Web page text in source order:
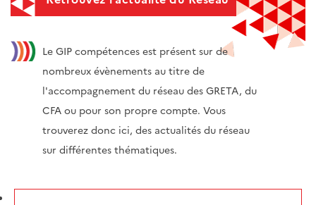
Le GIP compétences est présent sur de
nombreux évènements au titre de
l'accompagnement du réseau des GRETA, du
CFA ou pour son propre compte. Vous
trouverez donc ici, des actualités du réseau
sur différentes thématiques.